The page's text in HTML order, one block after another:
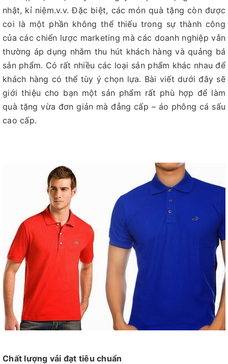
nhật, kỉ niệm.v.v. Đặc biệt, các món quà tặng còn được
coi là một phần không thể thiếu trong sự thành công
của các chiến lược marketing mà các doanh nghiệp vẫn
thường áp dụng nhằm thu hút khách hàng và quảng bá
sản phẩm. Có rất nhiều các loại sản phẩm khác nhau để
khách hàng có thể tùy ý chọn lựa. Bài viết dưới đây sẽ
giới thiệu cho bạn một sản phẩm rất phù hợp để làm
quà tặng vừa đơn giản mà đẳng cấp – áo phông cá sấu
cao cấp.
Chất lượng vải đạt tiêu chuẩn